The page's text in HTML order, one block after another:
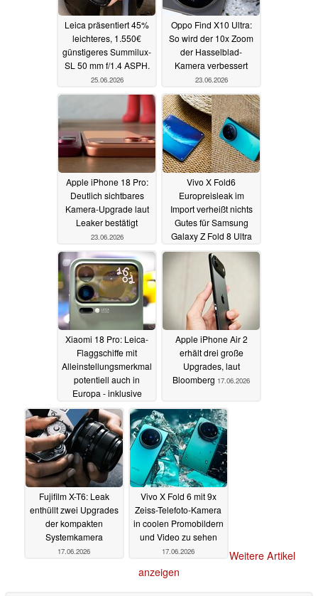
Leica präsentiert 45%
leichteres, 1.550€
günstigeres Summilux-
SL 50 mm f/1.4 ASPH.
25.06.2026
Oppo Find X10 Ultra:
So wird der 10x Zoom
der Hasselblad-
Kamera verbessert
23.06.2026
Apple iPhone 18 Pro:
Deutlich sichtbares
Kamera-Upgrade laut
Leaker bestätigt
23.06.2026
Vivo X Fold6
Europreisleak im
Import verheißt nichts
Gutes für Samsung
Galaxy Z Fold 8 Ultra
und Co20.06.2026
Xiaomi 18 Pro: Leica-
Flaggschiffe mit
Alleinstellungsmerkmal
potentiell auch in
Europa - inklusive
neuer LOFIC-Kamera
18.06.2026
Apple iPhone Air 2
erhält drei große
Upgrades, laut
Bloomberg 17.06.2026
Fujifilm X-T6: Leak
enthüllt zwei Upgrades
der kompakten
Systemkamera
17.06.2026
Vivo X Fold 6 mit 9x
Zeiss-Telefoto-Kamera
in coolen Promobildern
und Video zu sehen
17.06.2026
Weitere Artikel
anzeigen